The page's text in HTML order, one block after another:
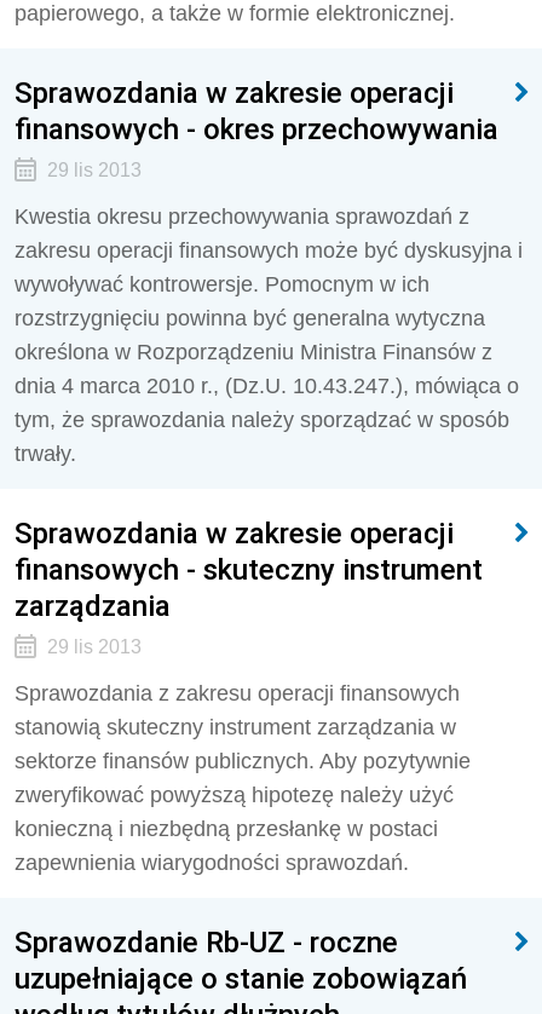
papierowego, a także w formie elektronicznej.
Sprawozdania w zakresie operacji
finansowych - okres przechowywania
29 lis 2013
Kwestia okresu przechowywania sprawozdań z
zakresu operacji finansowych może być dyskusyjna i
wywoływać kontrowersje. Pomocnym w ich
rozstrzygnięciu powinna być generalna wytyczna
określona w Rozporządzeniu Ministra Finansów z
dnia 4 marca 2010 r., (Dz.U. 10.43.247.), mówiąca o
tym, że sprawozdania należy sporządzać w sposób
trwały.
Sprawozdania w zakresie operacji
finansowych - skuteczny instrument
zarządzania
29 lis 2013
Sprawozdania z zakresu operacji finansowych
stanowią skuteczny instrument zarządzania w
sektorze finansów publicznych. Aby pozytywnie
zweryfikować powyższą hipotezę należy użyć
konieczną i niezbędną przesłankę w postaci
zapewnienia wiarygodności sprawozdań.
Sprawozdanie Rb-UZ - roczne
uzupełniające o stanie zobowiązań